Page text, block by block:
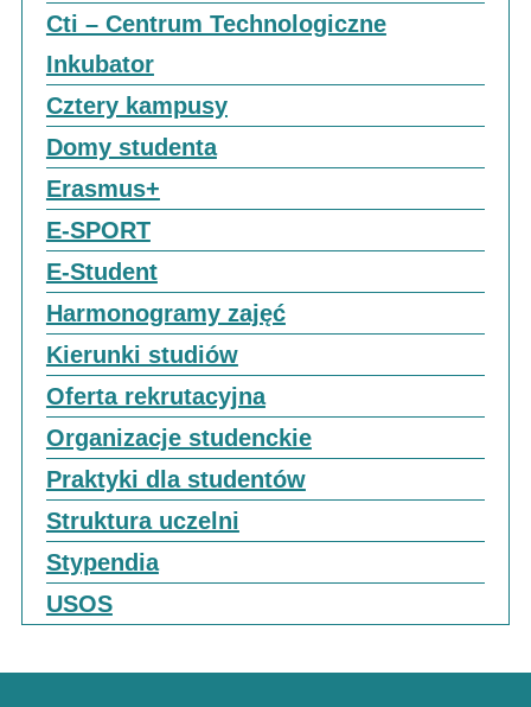
Cti – Centrum Technologiczne
Inkubator
Cztery kampusy
Domy studenta
Erasmus+
E-SPORT
E-Student
Harmonogramy zajęć
Kierunki studiów
Oferta rekrutacyjna
Organizacje studenckie
Praktyki dla studentów
Struktura uczelni
Stypendia
USOS